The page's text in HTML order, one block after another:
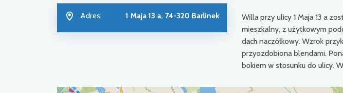
Adres: 1 Maja 13 a, 74-320 Barlinek
Willa przy ulicy 1 Maja 13 a
mieszkalny, z użytkowym
dach naczółkowy. Wzrok
przyozdobiona blendami.
bokiem w stosunku do ulicy.